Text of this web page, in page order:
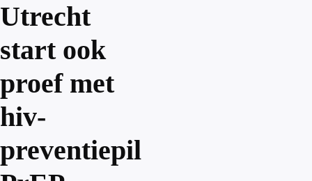
Utrecht
start ook
proef met
hiv-
preventiepil